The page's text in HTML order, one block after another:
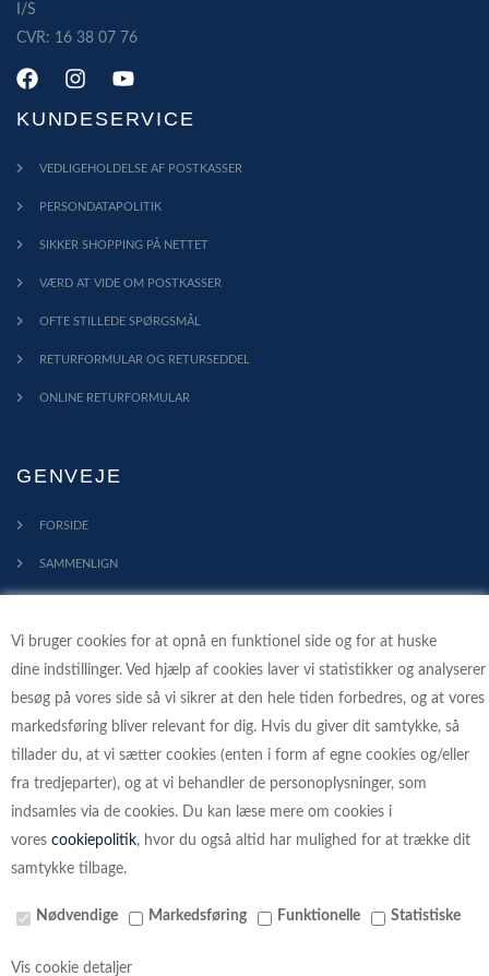
Vi bruger cookies for at opnå en funktionel side og for at huske
dine indstillinger. Ved hjælp af cookies laver vi statistikker og analyserer
besøg på vores side så vi sikrer at den hele tiden forbedres, og at vores
markedsføring bliver relevant for dig. Hvis du giver dit samtykke, så
tillader du, at vi sætter cookies (enten i form af egne cookies og/eller
fra tredjeparter), og at vi behandler de personoplysninger, som
indsamles via de cookies. Du kan læse mere om cookies i
vores cookiepolitik, hvor du også altid har mulighed for at trække dit
samtykke tilbage.
Nødvendige Markedsføring Funktionelle Statistiske
Vis cookie detaljer
I/S
CVR: 16 38 07 76
KUNDESERVICE
VEDLIGEHOLDELSE AF POSTKASSER
PERSONDATAPOLITIK
SIKKER SHOPPING PÅ NETTET
VÆRD AT VIDE OM POSTKASSER
OFTE STILLEDE SPØRGSMÅL
RETURFORMULAR OG RETURSEDDEL
ONLINE RETURFORMULAR
GENVEJE
FORSIDE
SAMMENLIGN
PROFIL
HANDELSBETINGELSER
FORTRYDELSESRET
KLIMA - VI PLANTER TRÆER
BETALINGSKORT